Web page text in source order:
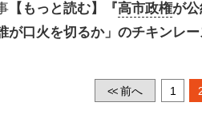
【もっと読む】『高市政権が
が口火を切るか」のチキンレー
<<前へ 1